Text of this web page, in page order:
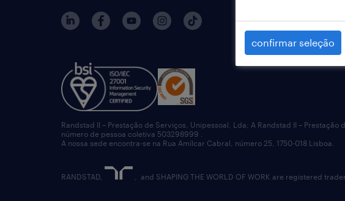
Randstad II – Prestação de Serviços, Unipessoal, Lda; A Randstad II –
número de pessoa coletiva 503298999 .
A nossa sede encontra-se na Rua Amílcar Cabral, número 25, 1750-018 Lisboa.
RANDSTAD, , and SHAPING THE WORLD OF WORK are registered
confirmar seleção